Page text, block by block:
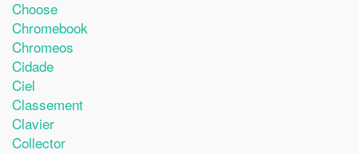
Choose
Chromebook
Chromeos
Cidade
Ciel
Classement
Clavier
Collector